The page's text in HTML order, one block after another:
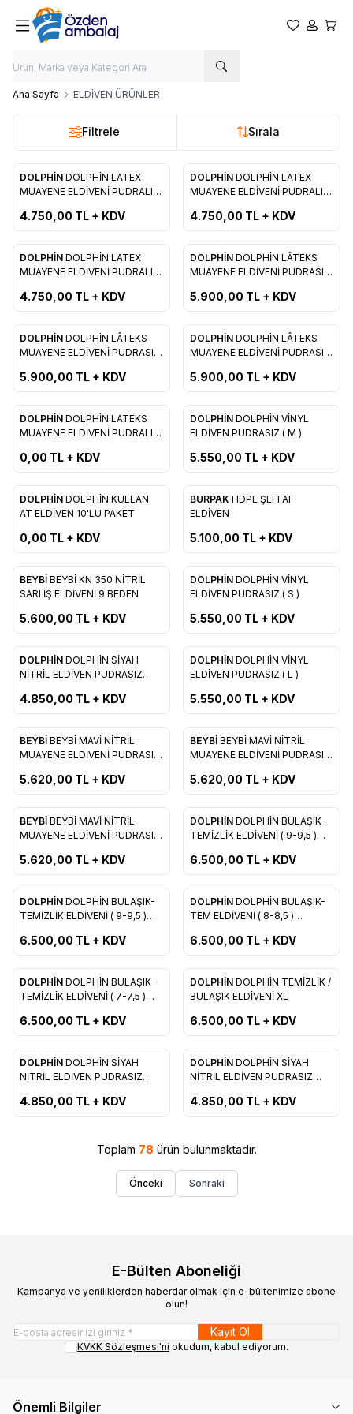
Favorilerim
Hesabım
Ana Sayfa ELDİVEN ÜRÜNLER
Filtrele Sırala
Yeni
Favorilere Ekle
DOLPHİN DOLPHİN LATEX
MUAYENE ELDİVENİ PUDRALI (
4.750,00 TL + KDV
Yeni
Favorilere Ekle
DOLPHİN DOLPHİN LATEX
MUAYENE ELDİVENİ PUDRALI (
4.750,00 TL + KDV
Yeni
Favorilere Ekle
DOLPHİN DOLPHİN LATEX
MUAYENE ELDİVENİ PUDRALI (
4.750,00 TL + KDV
Yeni
Favorilere Ekle
DOLPHİN DOLPHİN LÂTEKS
MUAYENE ELDİVENİ PUDRASIZ
5.900,00 TL + KDV
Yeni
Favorilere Ekle
DOLPHİN DOLPHİN LÂTEKS
MUAYENE ELDİVENİ PUDRASIZ
5.900,00 TL + KDV
Yeni
Favorilere Ekle
DOLPHİN DOLPHİN LÂTEKS
MUAYENE ELDİVENİ PUDRASIZ
5.900,00 TL + KDV
Favorilere Ekle
DOLPHİN DOLPHİN LATEKS
MUAYENE ELDİVENİ PUDRALI
0,00 TL + KDV
Favorilere Ekle
DOLPHİN DOLPHİN VİNYL
ELDİVEN PUDRASIZ ( M )
5.550,00 TL + KDV
Yeni
Favorilere Ekle
DOLPHİN DOLPHİN KULLAN
AT ELDİVEN 10'LU PAKET
0,00 TL + KDV
Yeni
Favorilere Ekle
BURPAK HDPE ŞEFFAF
ELDİVEN
5.100,00 TL + KDV
Yeni
Favorilere Ekle
BEYBİ BEYBİ KN 350 NİTRİL
SARI İŞ ELDİVENİ 9 BEDEN
5.600,00 TL + KDV
Favorilere Ekle
DOLPHİN DOLPHİN VİNYL
ELDİVEN PUDRASIZ ( S )
5.550,00 TL + KDV
Yeni
Favorilere Ekle
DOLPHİN DOLPHİN SİYAH
NİTRİL ELDİVEN PUDRASIZ
4.850,00 TL + KDV
Favorilere Ekle
DOLPHİN DOLPHİN VİNYL
ELDİVEN PUDRASIZ ( L )
5.550,00 TL + KDV
Yeni
Favorilere Ekle
BEYBİ BEYBİ MAVİ NİTRİL
MUAYENE ELDİVENİ PUDRASIZ
5.620,00 TL + KDV
Yeni
Favorilere Ekle
BEYBİ BEYBİ MAVİ NİTRİL
MUAYENE ELDİVENİ PUDRASIZ
5.620,00 TL + KDV
Yeni
Favorilere Ekle
BEYBİ BEYBİ MAVİ NİTRİL
MUAYENE ELDİVENİ PUDRASIZ
5.620,00 TL + KDV
Favorilere Ekle
DOLPHİN DOLPHİN BULAŞIK-
TEMİZLİK ELDİVENİ ( 9-9,5 )
6.500,00 TL + KDV
Favorilere Ekle
DOLPHİN DOLPHİN BULAŞIK-
TEMİZLİK ELDİVENİ ( 9-9,5 )
6.500,00 TL + KDV
Favorilere Ekle
DOLPHİN DOLPHİN BULAŞIK-
TEM ELDİVENİ ( 8-8,5 )
6.500,00 TL + KDV
Favorilere Ekle
DOLPHİN DOLPHİN BULAŞIK-
TEMİZLİK ELDİVENİ ( 7-7,5 )
6.500,00 TL + KDV
Favorilere Ekle
DOLPHİN DOLPHİN TEMİZLİK /
BULAŞIK ELDİVENİ XL
6.500,00 TL + KDV
Yeni
Favorilere Ekle
DOLPHİN DOLPHİN SİYAH
NİTRİL ELDİVEN PUDRASIZ
4.850,00 TL + KDV
Yeni
Favorilere Ekle
DOLPHİN DOLPHİN SİYAH
NİTRİL ELDİVEN PUDRASIZ
4.850,00 TL + KDV
Toplam 78 ürün bulunmaktadır.
Önceki Sonraki
E-Bülten Aboneliği
Kampanya ve yeniliklerden haberdar olmak için e-bültenimize abone
olun!
Kayıt Ol
KVKK Sözleşmesi'ni okudum, kabul ediyorum.
Önemli Bilgiler